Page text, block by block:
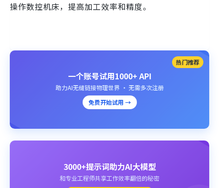
操作数控机床，提高加工效率和精度。
热门推荐
一个账号试用1000+ API
助力AI无缝链接物理世界 · 无需多次注册
免费开始试用 →
3000+提示词助力AI大模型
和专业工程师共享工作效率翻倍的秘密